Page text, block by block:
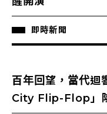
即時新聞
百年回望，當代
City Flip-Flop」